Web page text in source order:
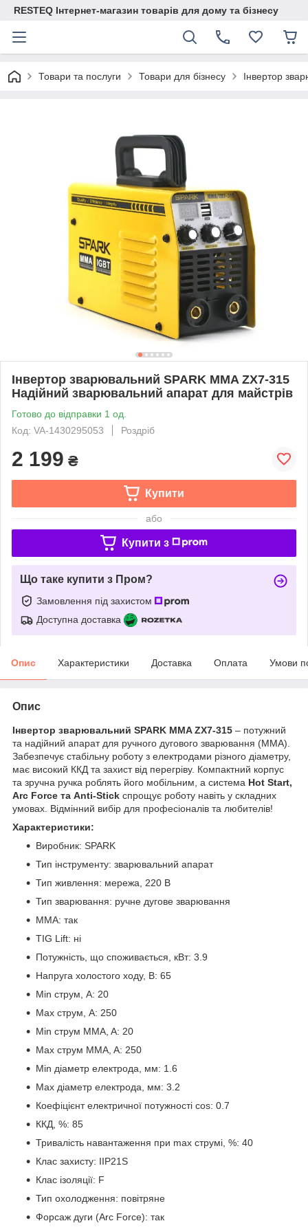
RESTEQ Інтернет-магазин товарів для дому та бізнесу
Товари та послуги Товари для бізнесу Інвертор
Інвертор зварювальний SPARK MMA ZX7-315
Надійний зварювальний апарат для майстрів
Готово до відправки 1 од.
Код: VA-1430295053
Роздріб
2 199 ₴
Купити
або
Купити з
Що таке купити з Пром?
Замовлення під захистом
Доступна доставка
Опис Характеристики Доставка Оплата Умови
Опис
Інвертор зварювальний SPARK MMA ZX7-315 – потужний
та надійний апарат для ручного дугового зварювання (MMA).
Забезпечує стабільну роботу з електродами різного діаметру,
має високий ККД та захист від перегріву. Компактний корпус
та зручна ручка роблять його мобільним, а система Hot Start,
Arc Force та Anti-Stick спрощує роботу навіть у складних
умовах. Відмінний вибір для професіоналів та любителів!
Характеристики:
Виробник: SPARK
Тип інструменту: зварювальний апарат
Тип живлення: мережа, 220 В
Тип зварювання: ручне дугове зварювання
MMA: так
TIG Lift: ні
Потужність, що споживається, кВт: 3.9
Напруга холостого ходу, В: 65
Min струм, A: 20
Max струм, A: 250
Min струм MMA, A: 20
Max струм MMA, A: 250
Min діаметр електрода, мм: 1.6
Max діаметр електрода, мм: 3.2
Коефіцієнт електричної потужності cos: 0.7
ККД, %: 85
Тривалість навантаження при max струмі, %: 40
Клас захисту: IIP21S
Клас ізоляції: F
Тип охолодження: повітряне
Форсаж дуги (Аrc Force): так